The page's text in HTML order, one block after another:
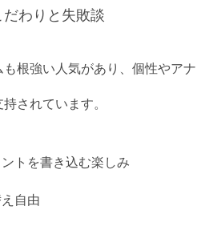
わりと失敗談
根強い人気があり、個性やアナ
されています。
トを書き込む楽しみ
自由